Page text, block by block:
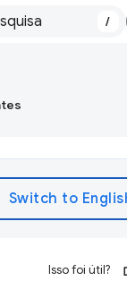
/
Isso foi útil?